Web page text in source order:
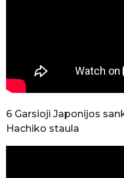
6 Garsioji Japonijos
Hachiko staula